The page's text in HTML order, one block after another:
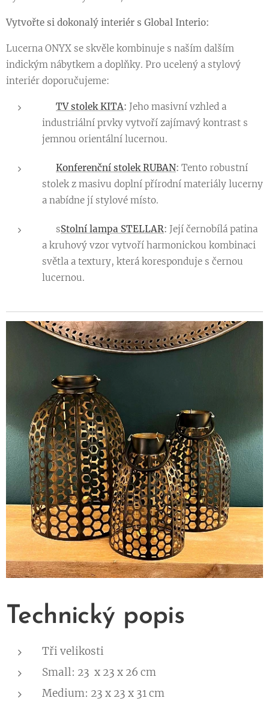
Vytvořte si dokonalý interiér s Global Interio:
Lucerna ONYX se skvěle kombinuje s naším dalším
indickým nábytkem a doplňky. Pro ucelený a stylový
interiér doporučujeme:
TV stolek KITA: Jeho masivní vzhled a
industriální prvky vytvoří zajímavý kontrast s
jemnou orientální lucernou.
Konferenční stolek RUBAN: Tento robustní
stolek z masivu doplní přírodní materiály lucerny
a nabídne jí stylové místo.
👉 sStolní lampa STELLAR: Její černobílá patina
a kruhový vzor vytvoří harmonickou kombinaci
světla a textury, která koresponduje s černou
lucernou.
Technický popis
Tři velikosti
Small: 23 x 23 x 26 cm
Medium: 23 x 23 x 31 cm